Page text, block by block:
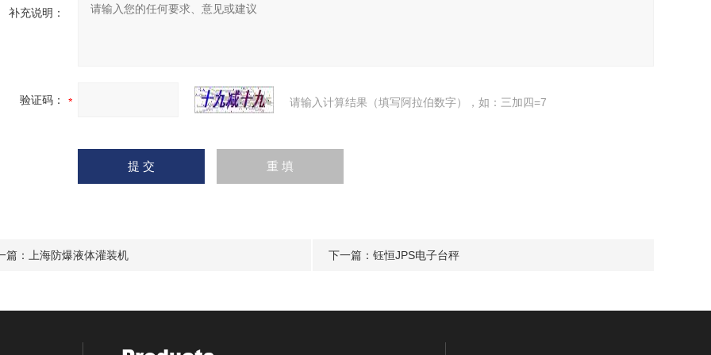
补充说明：
验证码： 请输入计算结果（填写阿拉伯数字），如：三加四=7
篇： 上海防爆液体灌装机 下一篇： 钰恒JPS电子台秤